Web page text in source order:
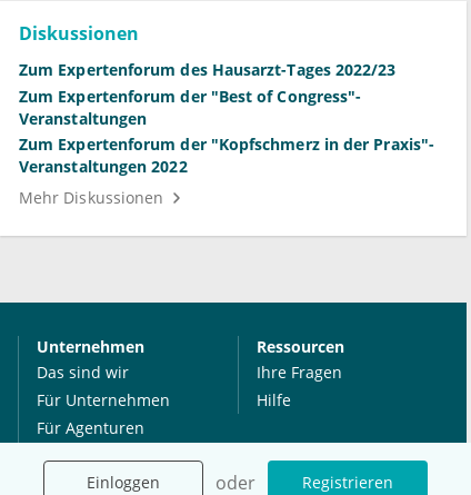
Einloggen oder Registrieren
Diskussionen
Zum Expertenforum des Hausarzt-Tages 2022/23
Zum Expertenforum der "Best of Congress"-
Veranstaltungen
Zum Expertenforum der "Kopfschmerz in der Praxis"-
Veranstaltungen 2022
Mehr Diskussionen
Unternehmen
Das sind wir
Für Unternehmen
Für Agenturen
Mediadaten
Ressourcen
Ihre Fragen
Hilfe